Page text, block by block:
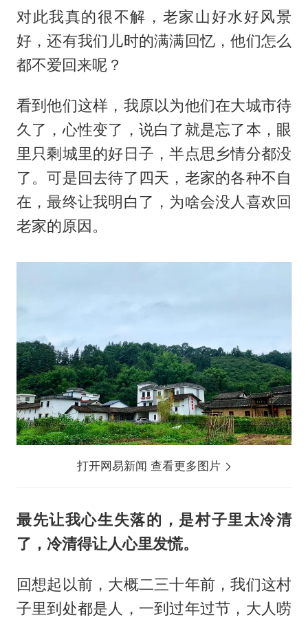
对此我真的很不解，老家山好水好风景
好，还有我们儿时的满满回忆，他们怎么
都不爱回来呢？
看到他们这样，我原以为他们在大城市待
久了，心性变了，说白了就是忘了本，眼
里只剩城里的好日子，半点思乡情分都没
了。可是回去待了四天，老家的各种不自
在，最终让我明白了，为啥会没人喜欢回
老家的原因。
打开网易新闻 查看更多图片
最先让我心生失落的，是村子里太冷清
了，冷清得让人心里发慌。
回想起以前，大概二三十年前，我们这村
子里到处都是人，一到过年过节，大人唠